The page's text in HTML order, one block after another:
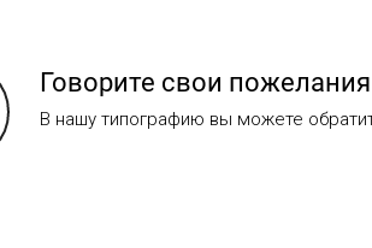
Говорите свои пожелания
В нашу типографию вы можете